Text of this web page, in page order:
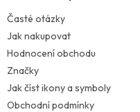
Časté otázky
Jak nakupovat
Hodnocení obchodu
Značky
Jak číst ikony a symboly
Obchodní podmínky